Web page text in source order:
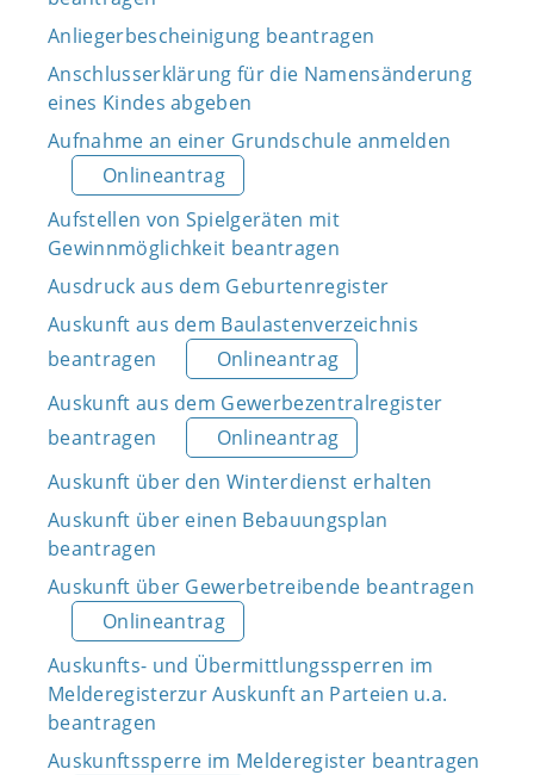
Anliegerbescheinigung beantragen
Anschlusserklärung für die Namensänderung
eines Kindes abgeben
Aufnahme an einer Grundschule anmelden
Onlineantrag
Aufstellen von Spielgeräten mit
Gewinnmöglichkeit beantragen
Ausdruck aus dem Geburtenregister
Auskunft aus dem Baulastenverzeichnis
beantragen
Onlineantrag
Auskunft aus dem Gewerbezentralregister
beantragen
Onlineantrag
Auskunft über den Winterdienst erhalten
Auskunft über einen Bebauungsplan
beantragen
Auskunft über Gewerbetreibende beantragen
Onlineantrag
Auskunfts- und Übermittlungssperren im
Melderegisterzur Auskunft an Parteien u.a.
beantragen
Auskunftssperre im Melderegister beantragen